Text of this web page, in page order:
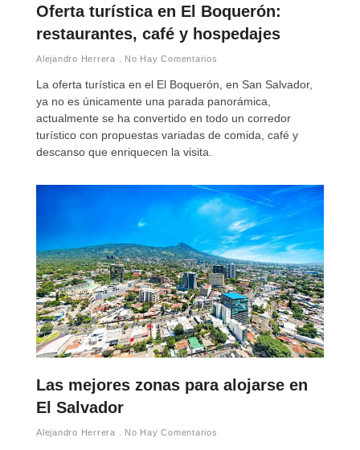
Oferta turística en El Boquerón:
restaurantes, café y hospedajes
Alejandro Herrera No Hay Comentarios
La oferta turística en el El Boquerón, en San Salvador,
ya no es únicamente una parada panorámica,
actualmente se ha convertido en todo un corredor
turístico con propuestas variadas de comida, café y
descanso que enriquecen la visita.
Las mejores zonas para alojarse en
El Salvador
Alejandro Herrera No Hay Comentarios